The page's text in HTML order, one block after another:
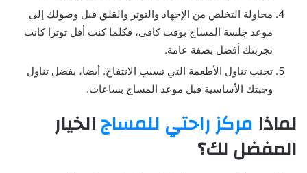
محاولة التخلص من الإجهاد والتوتر والقلق قبل وصولك إلى
موعد جلسة المساج بوقت كافي، فكلما كنت أقل توترا كانت
تجربتك أفضل بصفة عامة.
تجنب تناول الأطعمة التي تسبب الانتفاخ. أيضا، يفضل تناول
وجبتك الأساسية قبل موعد المساج بساعات.
لماذا مركز راحتي للمساجالخيار
المفضل لك؟